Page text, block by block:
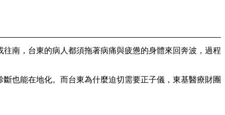
南，台東的病人都須拖著病痛與疲憊的身體來回奔波，過程
也能在地化。而台東為什麼迫切需要正子儀，東基醫療財團